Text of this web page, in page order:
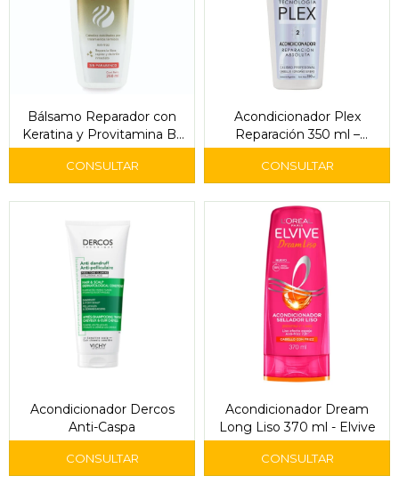
Bálsamo Reparador con
Keratina y Provitamina B5
– Primicia
Acondicionador Plex
Reparación 350 ml –
Capilatis
Acondicionador Dercos
Anti-Caspa
Acondicionador Dream
Long Liso 370 ml - Elvive